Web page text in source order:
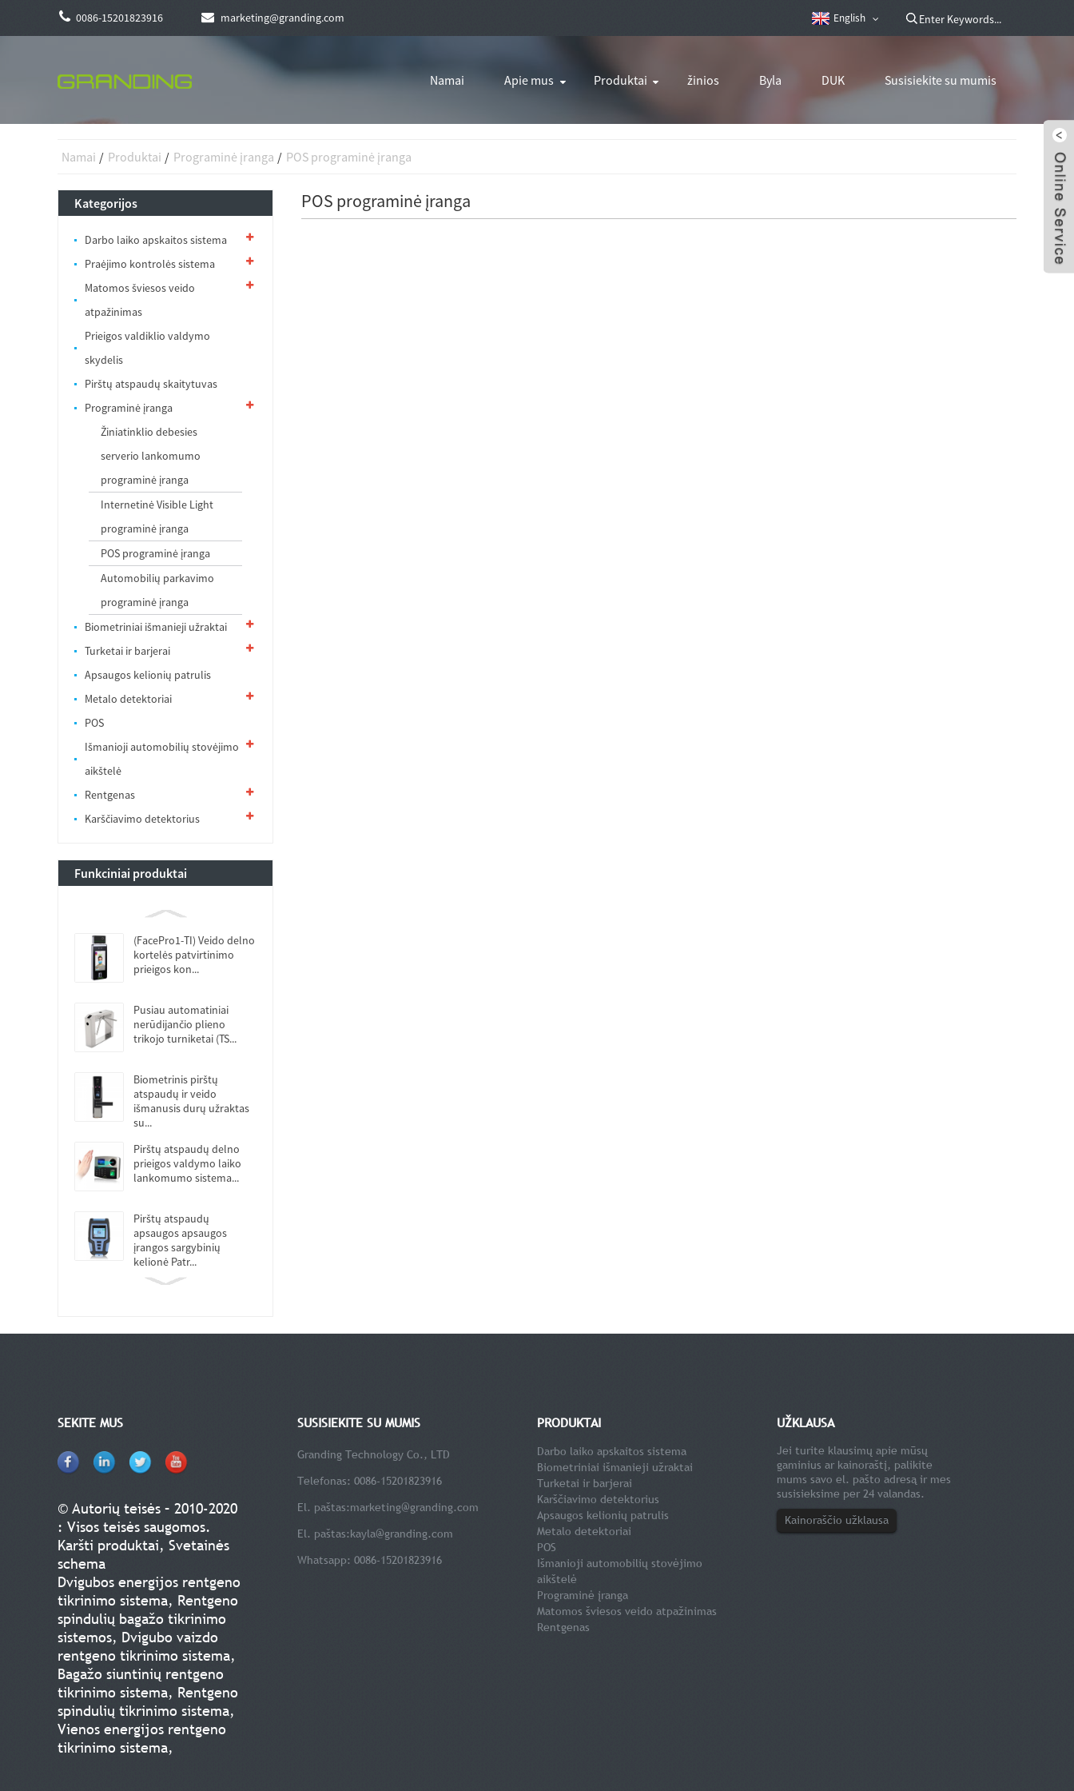
0086-15201823916 marketing@granding.com English
Namai Apie mus Produktai žinios Byla DUK Susisiekite su mumis
Namai Produktai Programinė įranga POS programinė įranga
Kategorijos
Darbo laiko apskaitos sistema
Praėjimo kontrolės sistema
Matomos šviesos veido
atpažinimas
Prieigos valdiklio valdymo
skydelis
Pirštų atspaudų skaitytuvas
Programinė įranga
Žiniatinklio debesies
serverio lankomumo
programinė įranga
Internetinė Visible Light
programinė įranga
POS programinė įranga
Automobilių parkavimo
programinė įranga
Biometriniai išmanieji užraktai
Turketai ir barjerai
Apsaugos kelionių patrulis
Metalo detektoriai
POS
Išmanioji automobilių stovėjimo
aikštelė
Rentgenas
Karščiavimo detektorius
Funkciniai produktai
(FacePro1-TI) Veido delno
kortelės patvirtinimo
prieigos kon...
Pusiau automatiniai
nerūdijančio plieno
trikojo turniketai (TS...
Biometrinis pirštų
atspaudų ir veido
išmanusis durų užraktas
su...
Pirštų atspaudų delno
prieigos valdymo laiko
lankomumo sistema...
Pirštų atspaudų
apsaugos apsaugos
įrangos sargybinių
kelionė Patr...
POS programinė įranga
SEKITE MUS
© Autorių teisės – 2010-2020
: Visos teisės saugomos.
Karšti produktai, Svetainės
schema
Dvigubos energijos rentgeno
tikrinimo sistema, Rentgeno
spindulių bagažo tikrinimo
sistemos, Dvigubo vaizdo
rentgeno tikrinimo sistema,
Bagažo siuntinių rentgeno
tikrinimo sistema, Rentgeno
spindulių tikrinimo sistema,
Vienos energijos rentgeno
tikrinimo sistema,
SUSISIEKITE SU MUMIS
Granding Technology Co., LTD
Telefonas: 0086-15201823916
El. paštas:marketing@granding.com
El. paštas:kayla@granding.com
Whatsapp: 0086-15201823916
PRODUKTAI
Darbo laiko apskaitos sistema
Biometriniai išmanieji užraktai
Turketai ir barjerai
Karščiavimo detektorius
Apsaugos kelionių patrulis
Metalo detektoriai
POS
Išmanioji automobilių stovėjimo
aikštelė
Programinė įranga
Matomos šviesos veido atpažinimas
Rentgenas
UŽKLAUSA
Jei turite klausimų apie mūsų
gaminius ar kainoraštį, palikite
mums savo el. pašto adresą ir mes
susisieksime per 24 valandas.
Kainoraščio užklausa